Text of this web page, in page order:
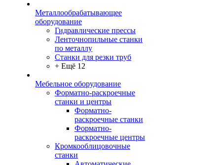
Металлообрабатывающее
оборудование
Гидравлические прессы
Ленточнопильные станки
по металлу
Станки для резки труб
+ Ещё 12
Мебельное оборудование
Форматно-раскроечные
станки и центры
Форматно-
раскроечные станки
Форматно-
раскроечные центры
Кромкооблицовочные
станки